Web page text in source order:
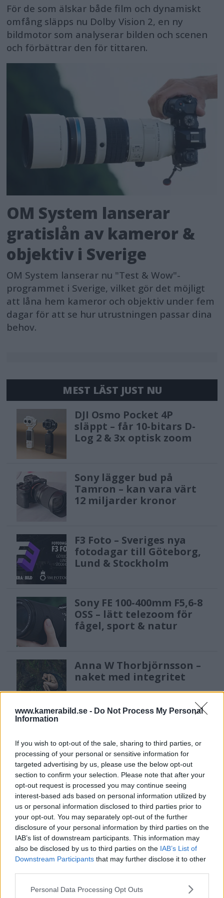
www.kamerabild.se - Do Not Process My Personal
Information
If you wish to opt-out of the sale, sharing to third parties, or
processing of your personal or sensitive information for
targeted advertising by us, please use the below opt-out
section to confirm your selection. Please note that after your
opt-out request is processed you may continue seeing
interest-based ads based on personal information utilized by
us or personal information disclosed to third parties prior to
your opt-out. You may separately opt-out of the further
disclosure of your personal information by third parties on the
IAB’s list of downstream participants. This information may
also be disclosed by us to third parties on the IAB’s List of
Downstream Participants that may further disclose it to other
Please note that this website/app uses one or more Google
Personal Data Processing Opt Outs
För de som älskar både film och dynamiskt
omfång släpps nu Dolby Vision 2, en ny
bildmotor som analyserar bilden och scenen
och förbättrar den för tittaren.
OM System lanserar
gratislån av kameror &
objektiv i Sverige
OM System lanserar nu "Test & Wow"-
programmet i Sverige, vilket gör det möjligt
att låna hem kameror och objektiv under fem
dagar för att se hur utrustningen passar dina
behov.
MEST LÄST JUST NU
DJI Osmo Pocket 4P
släppt – får 10-bitars D-
Log 2 & 3x optisk zoom
Sony lägger bud på
Tamron – kan vara värt
12 miljarder kronor
F3 Foto – Sveriges nya
fotodagar till Göteborg,
Lund & Stockholm
Sony FE 100-400mm F5,6-8
OSS – lätt telezoom för
fågel, sport & natur
Anna W Thorbjörnsson –
naket med integritet
superzoom med 24–
600mm & AI-autofokus